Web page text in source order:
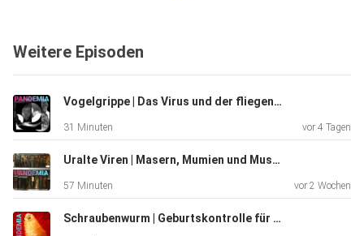
Weitere Episoden
Vogelgrippe | Das Virus und der fliegende Backstein
31 Minuten vor 4 Tagen
Uralte Viren | Masern, Mumien und Museen
57 Minuten vor 2 Wochen
Schraubenwurm | Geburtskontrolle für den Menschenfresser